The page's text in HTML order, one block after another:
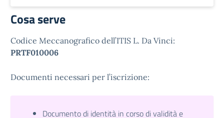
Cosa serve
Codice Meccanografico dell’ITIS L. Da Vinci:
PRTF010006
Documenti necessari per l’iscrizione:
Documento di identità in corso di validità e